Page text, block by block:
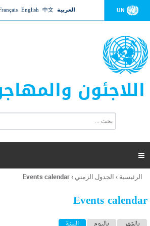
Jump to navigation UN العربية 中文
English
اللاجئون
ت
ر
ل
ح
ب

أنت
هنا
الرئيسية › الجدول الزمني ›
Events calendar
Events calendar